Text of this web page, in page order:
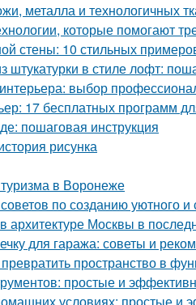
металла и технологичных
которые помогают
стены: 10 стильных
штукатурки в стиле лофт:
выбор
17 бесплатных программ
пошаговая инструкция
рисунка
в Воронеже
по созданию уютного и
архитектуре Москвы в
для гаража: советы и
пространство в
простые и